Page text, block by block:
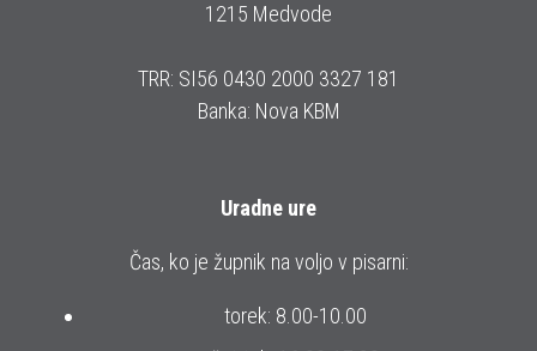
1215 Medvode
TRR: SI56 0430 2000 3327 181
Banka: Nova KBM
Uradne ure
Čas, ko je župnik na voljo v pisarni:
torek: 8.00-10.00